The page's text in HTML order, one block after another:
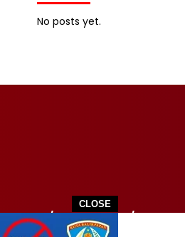
CLOSE
No posts yet.
POLITIK TEKNOLOGI WISATA